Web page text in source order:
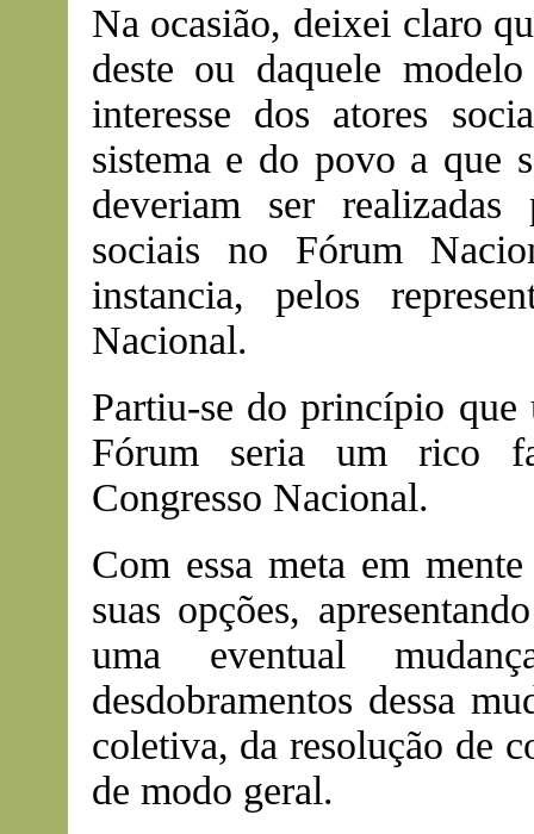
Na ocasião, deixei claro
deste ou daquele
interesse dos atores
sistema e do povo a que
deveriam ser realizadas
sociais no Fórum
instancia, pelos
Nacional.
Partiu-se do princípio que
Fórum seria um rico
Congresso Nacional.
Com essa meta em
suas opções,
uma eventual
desdobramentos dessa
coletiva, da resolução de
de modo geral.